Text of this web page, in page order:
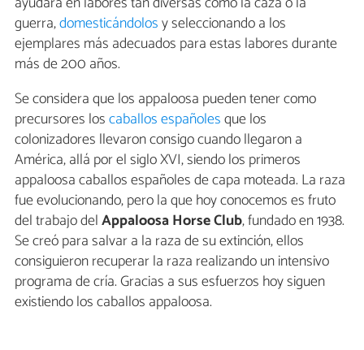
guerra,domesticándolosy seleccionando a los
ejemplares más adecuados para estas labores durante
más de 200 años.
Se considera que los appaloosa pueden tener como
precursores loscaballos españolesque los
colonizadores llevaron consigo cuando llegaron a
América, allá por el siglo XVI, siendo los primeros
appaloosa caballos españoles de capa moteada. La raza
fue evolucionando, pero la que hoy conocemos es fruto
del trabajo delAppaloosa Horse Club, fundado en 1938.
Se creó para salvar a la raza de su extinción, ellos
consiguieron recuperar la raza realizando un intensivo
programa de cría. Gracias a sus esfuerzos hoy siguen
existiendo los caballos appaloosa.